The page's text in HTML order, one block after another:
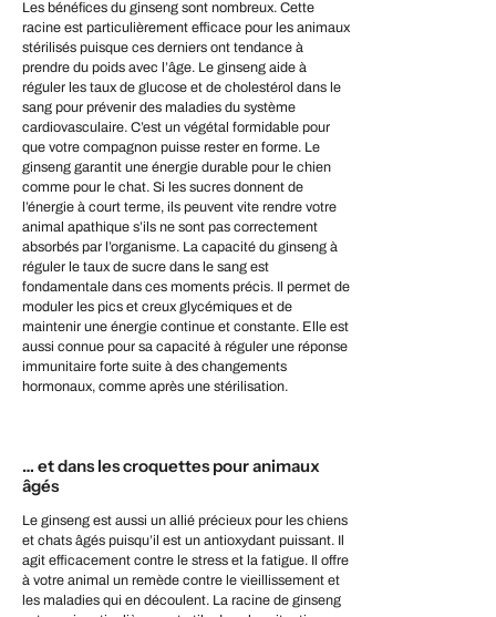
Les bénéfices du ginseng sont nombreux. Cette
racine est particulièrement efficace pour les animaux
stérilisés puisque ces derniers ont tendance à
prendre du poids avec l’âge. Le ginseng aide à
réguler les taux de glucose et de cholestérol dans le
sang pour prévenir des maladies du système
cardiovasculaire. C’est un végétal formidable pour
que votre compagnon puisse rester en forme. Le
ginseng garantit une énergie durable pour le chien
comme pour le chat. Si les sucres donnent de
l’énergie à court terme, ils peuvent vite rendre votre
animal apathique s’ils ne sont pas correctement
absorbés par l’organisme. La capacité du ginseng à
réguler le taux de sucre dans le sang est
fondamentale dans ces moments précis. Il permet de
moduler les pics et creux glycémiques et de
maintenir une énergie continue et constante. Elle est
aussi connue pour sa capacité à réguler une réponse
immunitaire forte suite à des changements
hormonaux, comme après une stérilisation.
… et dans les croquettes pour animaux
âgés
Le ginseng est aussi un allié précieux pour les chiens
et chats âgés puisqu’il est un antioxydant puissant. Il
agit efficacement contre le stress et la fatigue. Il offre
à votre animal un remède contre le vieillissement et
les maladies qui en découlent. La racine de ginseng